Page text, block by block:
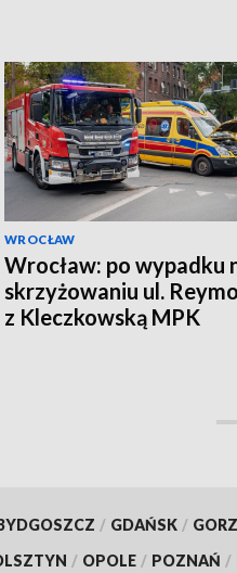
WROCŁAW
Wrocław: po wypadku
skrzyżowaniu ul.
z Kleczkowską MPK
/ GDAŃSK /
/ OPOLE / POZNAŃ /